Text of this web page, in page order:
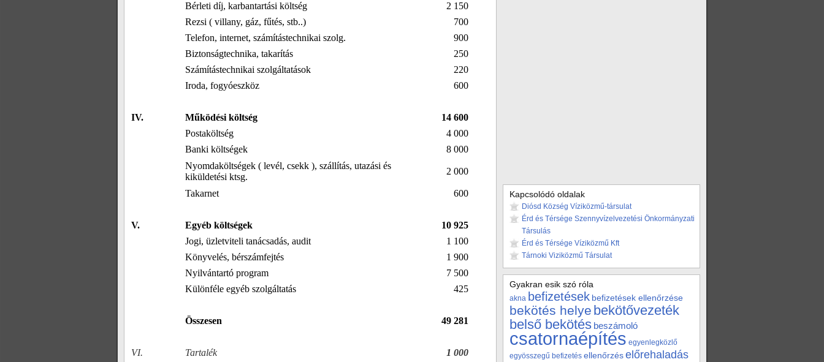
Bérleti díj, karbantartási költség
2 150
Rezsi ( villany, gáz, fűtés, stb..)
700
Telefon, internet, számítástechnikai szolg.
900
Biztonságtechnika, takarítás
250
Számítástechnikai szolgáltatások
220
Iroda, fogyóeszköz
600
IV. Működési költség
14 600
Postaköltség
4 000
Banki költségek
8 000
Nyomdaköltségek ( levél, csekk ), szállítás, utazási és
kiküldetési ktsg.
2 000
Takarnet 600
V. Egyéb költségek
10 925
Jogi, üzletviteli tanácsadás, audit
1 100
Könyvelés, bérszámfejtés
1 900
Nyilvántartó program
7 500
Különféle egyéb szolgáltatás
425
Összesen 49 281
VI. Tartalék 1 000
Kapcsolódó oldalak
Diósd Község Víziközmű-társulat
Érd és Térsége Szennyvízelvezetési Önkormányzati
Társulás
Érd és Térsége Víziközmű Kft
Tárnoki Viziközmű Társulat
Gyakran esik szó róla
akna befizetések befizetések ellenőrzése
bekötés helye bekötővezeték
belső bekötés beszámoló
csatornaépítés egyenlegközlő
egyösszegű befizetés ellenőrzéselőrehaladás